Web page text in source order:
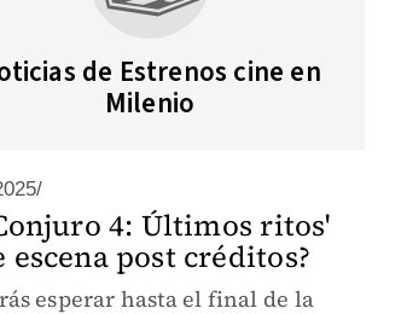
de Estrenos cine en
Milenio
4: Últimos ritos'
escena post créditos?
esperar hasta el final de la